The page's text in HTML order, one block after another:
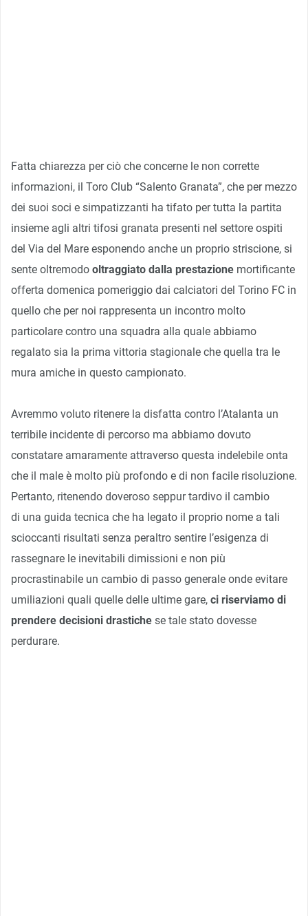
Fatta chiarezza per ciò che concerne le non corrette
informazioni, il Toro Club “Salento Granata”, che per mezzo
dei suoi soci e simpatizzanti ha tifato per tutta la partita
insieme agli altri tifosi granata presenti nel settore ospiti
del Via del Mare esponendo anche un proprio striscione, si
sente oltremodo oltraggiato dalla prestazione mortificante
offerta domenica pomeriggio dai calciatori del Torino FC in
quello che per noi rappresenta un incontro molto
particolare contro una squadra alla quale abbiamo
regalato sia la prima vittoria stagionale che quella tra le
mura amiche in questo campionato.
Avremmo voluto ritenere la disfatta contro l’Atalanta un
terribile incidente di percorso ma abbiamo dovuto
constatare amaramente attraverso questa indelebile onta
che il male è molto più profondo e di non facile risoluzione.
Pertanto, ritenendo doveroso seppur tardivo il cambio
di una guida tecnica che ha legato il proprio nome a tali
scioccanti risultati senza peraltro sentire l’esigenza di
rassegnare le inevitabili dimissioni e non più
procrastinabile un cambio di passo generale onde evitare
umiliazioni quali quelle delle ultime gare, ci riserviamo di
prendere decisioni drastiche se tale stato dovesse
perdurare.